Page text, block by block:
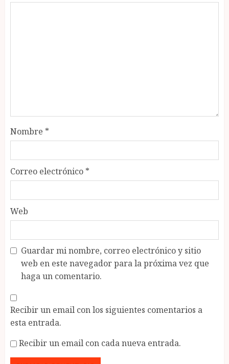
Nombre *
Correo electrónico *
Web
Guardar mi nombre, correo electrónico y sitio
web en este navegador para la próxima vez que
haga un comentario.
Recibir un email con los siguientes comentarios a
esta entrada.
Recibir un email con cada nueva entrada.